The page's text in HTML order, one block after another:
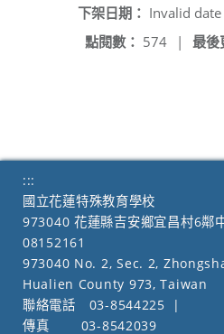
下架日期： Invalid date
最後
點閱數： 574 |
:::
國立花蓮特殊教育學校
973040 花蓮縣吉安鄉宜昌村6鄰
08152161
973040 No. 2, Sec. 2,
Hualien County 973, Taiwan
聯絡電話
03-8544225
|
傳真
03-8542039